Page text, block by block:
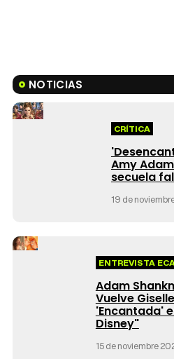
NOTICIAS
CRÍTICA
Amy
secuela
19 de
ENTREVISTA
Adam
Vuelve
'Encantada'
Disney"
15 de noviembre